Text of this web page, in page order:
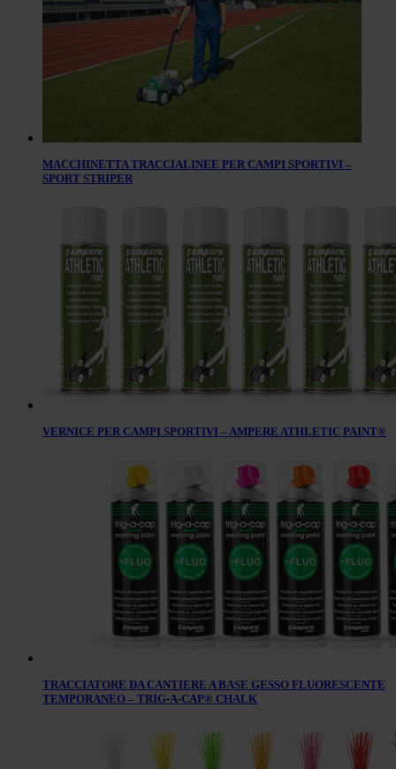
MACCHINETTA TRACCIALINEE PER CAMPI SPORTIVI –
SPORT STRIPER
VERNICE PER CAMPI SPORTIVI – AMPERE ATHLETIC PAINT®
TRACCIATORE DA CANTIERE A BASE GESSO FLUORESCENTE
TEMPORANEO – TRIG-A-CAP® CHALK